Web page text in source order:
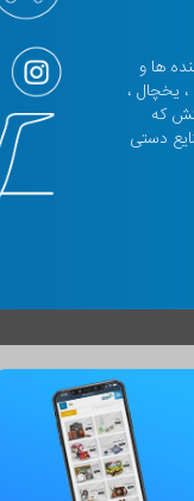
ها و
یخچال ،
که
دستی